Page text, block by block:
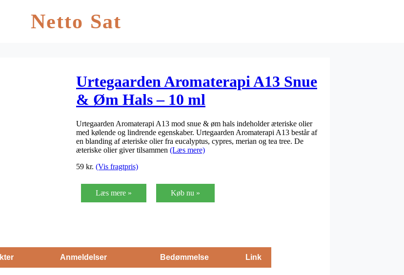
Netto Sat
Urtegaarden Aromaterapi A13 Snue
& Øm Hals – 10 ml
Urtegaarden Aromaterapi A13 mod snue & øm hals indeholder æteriske olier
med kølende og lindrende egenskaber. Urtegaarden Aromaterapi A13 består af
en blanding af æteriske olier fra eucalyptus, cypres, merian og tea tree. De
æteriske olier giver tilsammen (Læs mere)
59 kr. (Vis fragtpris)
Læs mere » Køb nu »
Anmeldelser Bedømmelse Link